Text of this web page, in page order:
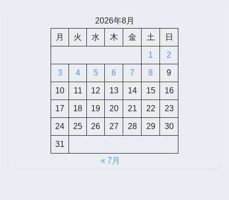
2026年8月
月
火 水 木 金 土 日
1 2
3 4 5 6 7 8 9
10 11 12 13 14 15 16
17 18 19 20 21 22 23
24 25 26 27 28 29 30
31
« 7月